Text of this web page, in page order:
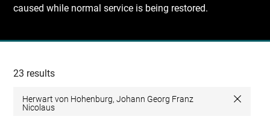
caused while normal service is being restored.
Recherche
collections
23 results
Herwart von Hohenburg, Johann Georg Franz
Nicolaus
Close